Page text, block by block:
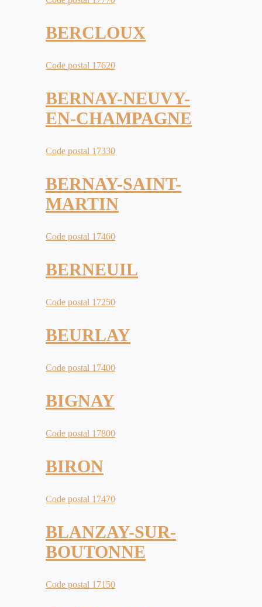
BERCLOUX
Code postal 17620
BERNAY-NEUVY-
EN-CHAMPAGNE
Code postal 17330
BERNAY-SAINT-
MARTIN
Code postal 17460
BERNEUIL
Code postal 17250
BEURLAY
Code postal 17400
BIGNAY
Code postal 17800
BIRON
Code postal 17470
BLANZAY-SUR-
BOUTONNE
Code postal 17150